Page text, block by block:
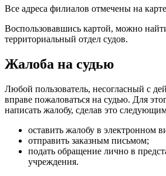
Все адреса филиалов отмечены на
Воспользовавшись картой, можно
территориальный отдел судов.
Жалоба на судью
Любой пользователь, несогласный с
вправе пожаловаться на судью. Для
написать жалобу, сделав это
оставить жалобу в электронном
отправить заказным письмом;
подать обращение лично в
учреждения.